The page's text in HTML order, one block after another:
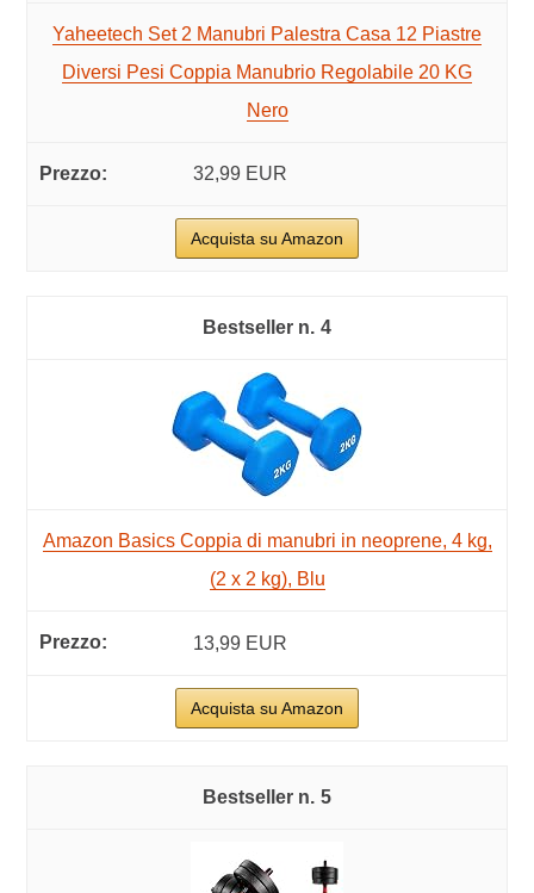
Yaheetech Set 2 Manubri Palestra Casa 12 Piastre
Diversi Pesi Coppia Manubrio Regolabile 20 KG
Nero
32,99 EUR
Acquista su Amazon
4
Amazon Basics Coppia di manubri in neoprene, 4 kg,
(2 x 2 kg), Blu
13,99 EUR
Acquista su Amazon
5